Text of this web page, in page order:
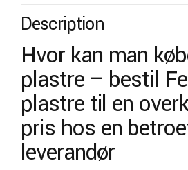
Description
Hvor kan man
plastre – bestil
plastre til en
pris hos en
leverandør